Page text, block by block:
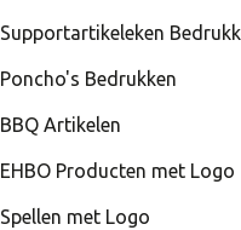
Supportartikeleken
Poncho's Bedrukken
BBQ Artikelen
EHBO Producten met Logo
Spellen met Logo